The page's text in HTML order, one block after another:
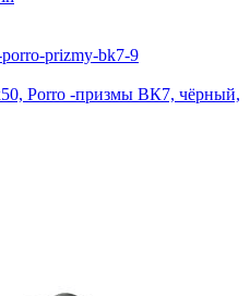
Porro -призмы ВК7, чёрный,